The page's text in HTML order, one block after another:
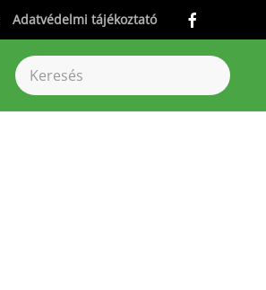
Adatvédelmi tájékoztató